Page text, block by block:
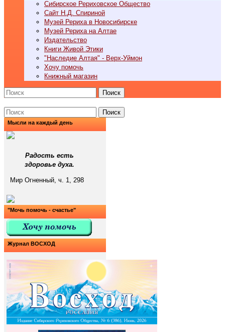
Сибирское Рериховское Общество
Сайт Н.Д. Спириной
Музей Рериха в Новосибирске
Музей Рериха на Алтае
Издательство
Книги Живой Этики
"Наследие Алтая" - Верх-Уймон
Хочу помочь
Книжный магазин
Поиск
Поиск
Мысли на каждый день
Радость есть
здоровье духа.
Мир Огненный, ч. 1, 298
"Мочь помочь - счастье"
Журнал ВОСХОД